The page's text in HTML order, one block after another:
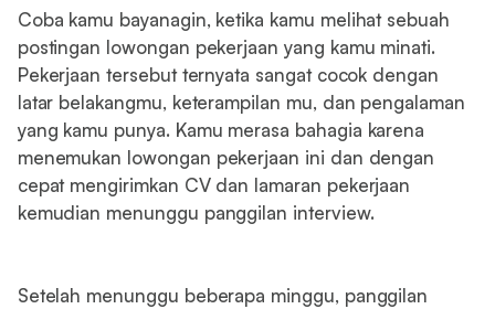
Coba kamu bayanagin, ketika kamu melihat sebuah
postingan lowongan pekerjaan yang kamu minati.
Pekerjaan tersebut ternyata sangat cocok dengan
latar belakangmu, keterampilan mu, dan pengalaman
yang kamu punya. Kamu merasa bahagia karena
menemukan lowongan pekerjaan ini dan dengan
cepat mengirimkan CV dan lamaran pekerjaan
kemudian menunggu panggilan interview.
Setelah menunggu beberapa minggu, panggilan